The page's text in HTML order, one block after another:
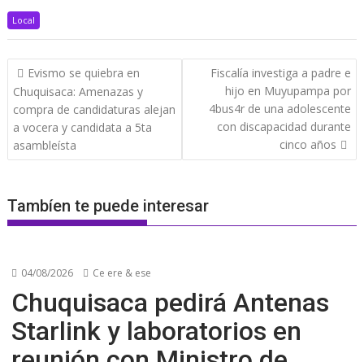
Local
Navegación
de
entradas
Evismo se quiebra en
Chuquisaca: Amenazas y
compra de candidaturas alejan
a vocera y candidata a 5ta
asambleísta
Fiscalía investiga a padre e
hijo en Muyupampa por
4bus4r de una adolescente
con discapacidad durante
cinco años
Tambíen te puede interesar
04/08/2026 Ce ere & ese
Chuquisaca pedirá Antenas
Starlink y laboratorios en